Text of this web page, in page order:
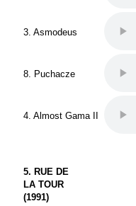
3. Asmodeus
8. Puchacze
4. Almost Gama II
5. RUE DE
LA TOUR
(1991)